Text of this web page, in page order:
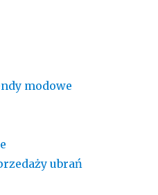
modowe
ubrań